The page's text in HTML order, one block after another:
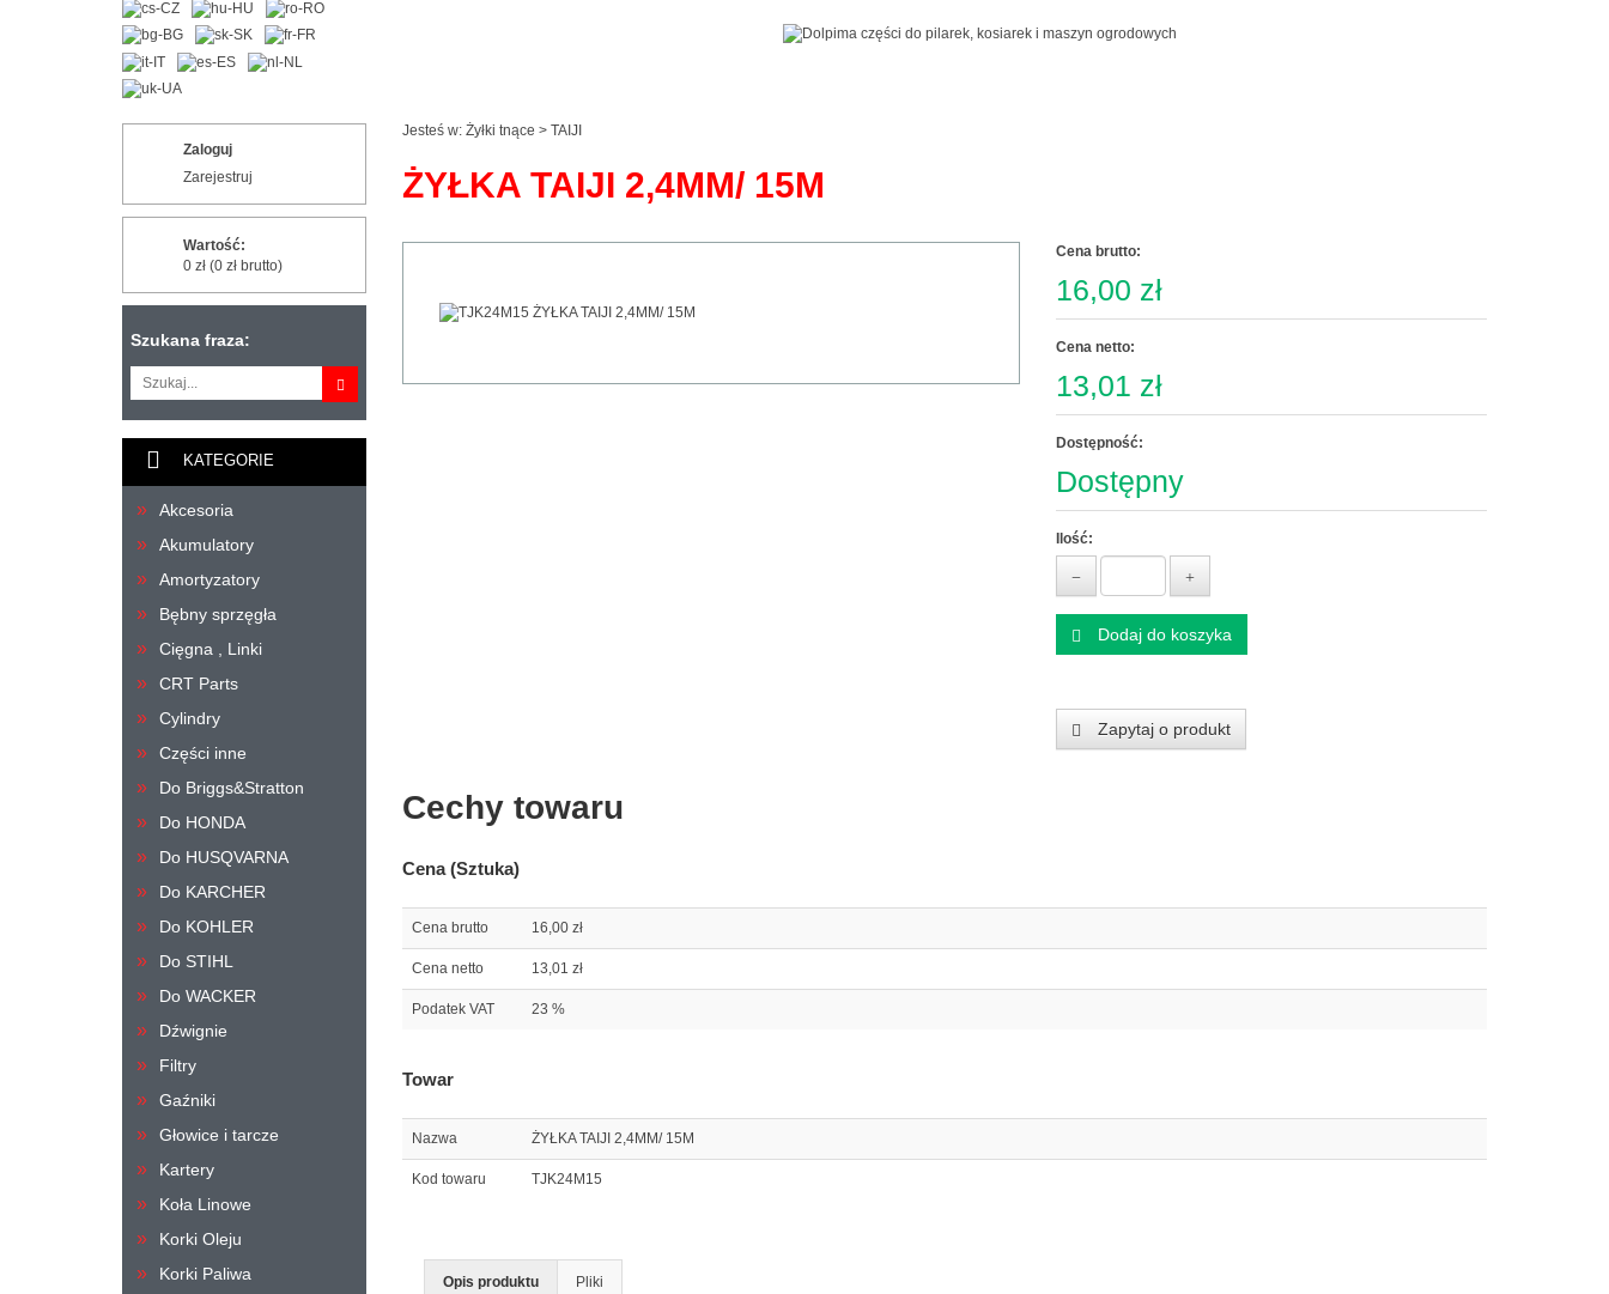
Zaloguj
Zarejestruj
Wartość:
0 zł (0 zł brutto)
Szukana fraza:
KATEGORIE
Akcesoria
Akumulatory
Amortyzatory
Bębny sprzęgła
Cięgna , Linki
CRT Parts
Cylindry
Części inne
Do Briggs&Stratton
Do HONDA
Do HUSQVARNA
Do KARCHER
Do KOHLER
Do STIHL
Do WACKER
Dźwignie
Filtry
Gaźniki
Głowice i tarcze
Kartery
Koła Linowe
Korki Oleju
Korki Paliwa
Jesteś w: Żyłki tnące > TAIJI
ŻYŁKA TAIJI 2,4MM/ 15M
Cena brutto:
16,00 zł
Cena netto:
13,01 zł
Dostępność:
Dostępny
Ilość:
Dodaj do koszyka
Zapytaj o produkt
Cechy towaru
Cena (Sztuka)
Cena brutto 16,00 zł
Cena netto 13,01 zł
Podatek VAT 23 %
Towar
Nazwa ŻYŁKA TAIJI 2,4MM/ 15M
Kod towaru TJK24M15
Opis produktu Pliki